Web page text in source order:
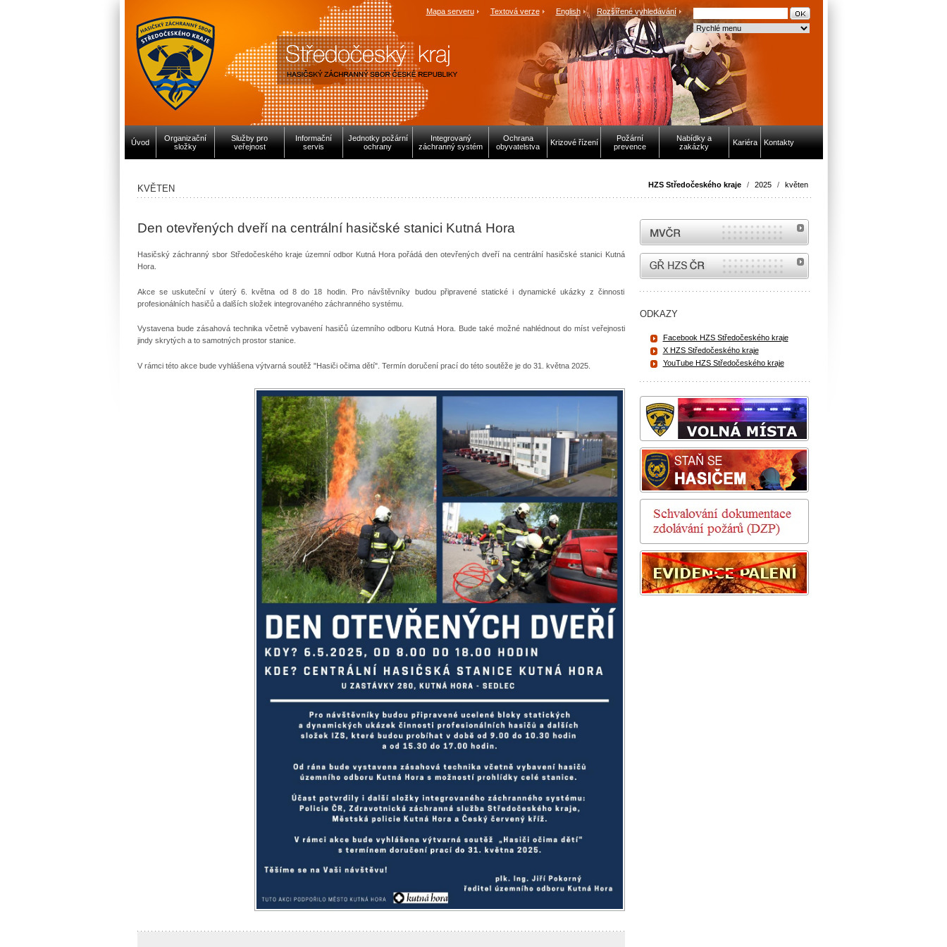
Mapa serveru Textová verze English Rozšířené vyhledávání
Úvod
Organizační
složky
Služby pro
veřejnost
Informační
servis
Jednotky požární
ochrany
Integrovaný
záchranný systém
Ochrana
obyvatelstva
Krizové řízení
Požární
prevence
Nabídky a
zakázky
Kariéra Kontakty
HZS Středočeského kraje / 2025 / květen
KVĚTEN
Den otevřených dveří na centrální hasičské stanici Kutná Hora
Hasičský záchranný sbor Středočeského kraje územní odbor Kutná Hora pořádá den otevřených dveří na centrální hasičské stanici Kutná
Hora.
Akce se uskuteční v úterý 6. května od 8 do 18 hodin. Pro návštěvníky budou připravené statické i dynamické ukázky z činnosti
profesionálních hasičů a dalších složek integrovaného záchranného systému.
Vystavena bude zásahová technika včetně vybavení hasičů územního odboru Kutná Hora. Bude také možné nahlédnout do míst veřejnosti
jindy skrytých a to samotných prostor stanice.
V rámci této akce bude vyhlášena výtvarná soutěž "Hasiči očima dětí". Termín doručení prací do této soutěže je do 31. května 2025.
MVČR
internetové stránky Hasiči ČR
ODKAZY
Facebook HZS Středočeského kraje
X HZS Středočeského kraje
YouTube HZS Středočeského kraje